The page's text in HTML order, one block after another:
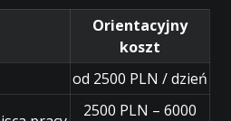
Orientacyjny
koszt
od 2500 PLN / dzień
2500 PLN – 6000